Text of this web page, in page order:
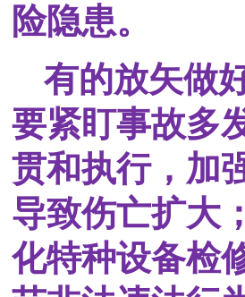
险隐患。
有的放矢做
要紧盯事故多
贯和执行，加
导致伤亡扩大
化特种设备检